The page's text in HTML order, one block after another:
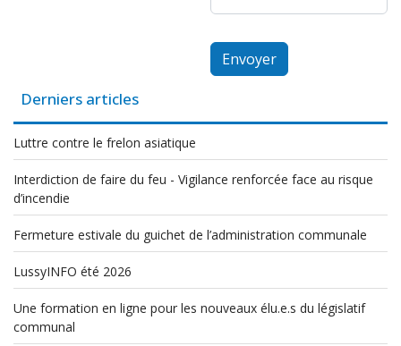
Envoyer
Derniers articles
Luttre contre le frelon asiatique
Interdiction de faire du feu - Vigilance renforcée face au risque
d’incendie
Fermeture estivale du guichet de l’administration communale
LussyINFO été 2026
Une formation en ligne pour les nouveaux élu.e.s du législatif
communal